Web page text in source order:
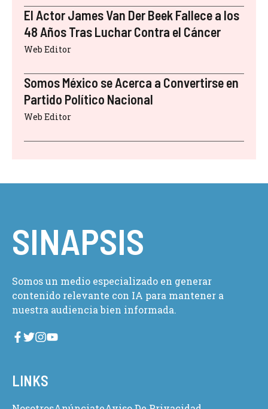
El Actor James Van Der Beek Fallece a los
48 Años Tras Luchar Contra el Cáncer
Web Editor
Somos México se Acerca a Convertirse en
Partido Político Nacional
Web Editor
SINAPSIS
Somos un medio especializado en generar
contenido relevante con IA para mantener a
nuestra audiencia bien informada.
LINKS